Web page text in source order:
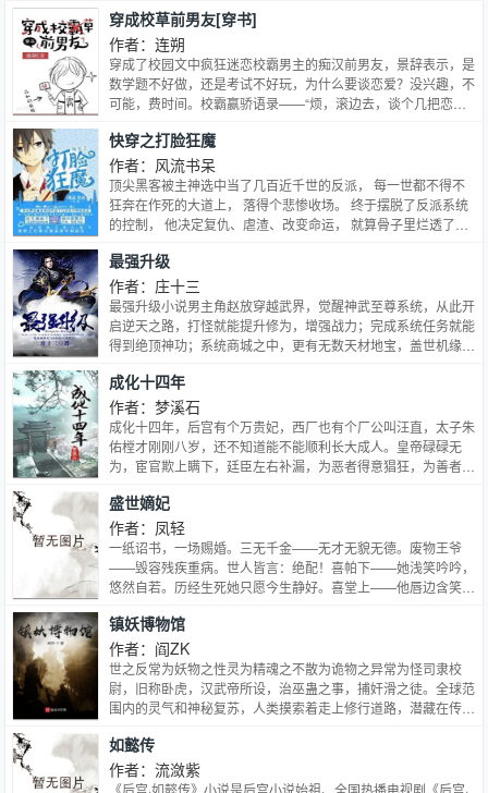
事，步步解开这惊心动魄的九连环套。
穿成校草前男友[穿书]
作者：连朔
穿成了校园文中疯狂迷恋校霸男主的痴汉前男友，景辞表示，是
数学题不好做，还是考试不好玩，为什么要谈恋爱？没兴趣，不
可能，费时间。校霸赢骄语录——“烦，滚边去，谈个几把恋
一眼？”后来——“看到那个考第一的了吗，那是我男朋友。”“说
吧，景辞，数学和我你选哪个。”再后来——
快穿之打脸狂魔
作者：风流书呆
顶尖黑客被主神选中当了几百近千世的反派， 每一世都不得不
狂奔在作死的大道上， 落得个悲惨收场。 终于摆脱了反派系统
的控制， 他决定复仇、虐渣、改变命运， 就算骨子里烂透了，
最强升级
作者：庄十三
最强升级小说男主角赵放穿越武界，觉醒神武至尊系统，从此开
启逆天之路，打怪就能提升修为，增强战力；完成系统任务就能
得到绝顶神功；系统商城之中，更有无数天材地宝，盖世机缘，
大！身份我要最尊贵！九天十地，八荒六合，我要做那无与伦比
的至高无上！
成化十四年
作者：梦溪石
成化十四年，后宫有个万贵妃，西厂也有个厂公叫汪直，太子朱
佑樘才刚刚八岁，还不知道能不能顺利长大成人。皇帝碌碌无
为，宦官欺上瞒下，廷臣左右补漏，为恶者得意猖狂，为善者无
府，任从六品推官。一句话简介：主角一边破案一边高升的故
事，如果有空就顺便搅搅基，没空的话就让基友死一边。…
盛世嫡妃
作者：凤轻
一纸诏书，一场赐婚。三无千金——无才无貌无德。废物王爷
——毁容残疾重病。世人皆言：绝配！喜帕下——她浅笑吟吟，
悠然自若。历经生死她只愿今生静好。喜堂上——他唇边含笑，
我夫君，欺他就是欺我，辱他就是辱我，害他就是害我。人若害
我，我必除之！——本王不信鬼神，不求苍天。她若殒命，本王
便将这天下化为炼狱，让这山河为她作祭！
镇妖博物馆
作者：阎ZK
世之反常为妖物之性灵为精魂之不散为诡物之异常为怪司隶校
尉，旧称卧虎，汉武帝所设，治巫蛊之事，捕奸滑之徒。全球范
围内的灵气和神秘复苏，人类摸索着走上修行道路，潜藏在传说
问津的博物馆，一面汉武帝时期的刻虎腰牌，让卫渊成为当代最
后一位司隶校尉，带他前往古往今来诸多妖异之事。古今稀奇
事，子不语怪力乱神，姑妄言之，姑妄听之。姑且斩之。一柄八
如懿传
作者：流潋紫
《后宫·如懿传》小说是后宫小说始祖、全国热播电视剧《后宫·